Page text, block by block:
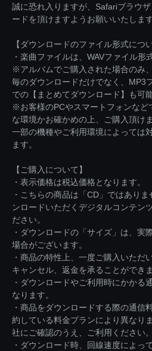
誠に恐れ入りますが、Safariブラウ
ードを頂けますようお願いいたします
【ダウンロードのファイル形式につい
・楽曲ファイルは、WAVファイル形
※アルバムでご購入された場合のみ
毎のダウンロードだけでなく、MP3
での【まとめてダウンロード】も可能
※お客様のPCやスマートフォンなど
な環境かお確かめの上、ご購入頂け
一部の機種やご利用環境によっては
ます。
【ご購入について】
・表示価格は税込価格となります。
・こちらの商品は「CD」ではあり
ンロードいただくデジタルコンテン
ださい。
・ダウンロードの「サイズ」は、実
場合がございます。
・商品の特性上、一度ご購入いただ
キャンセル、返金を承ることができま
・ダウンロードやご利用時にかかる
なります。
・商品をダウンロードする際の通信
約している料金プランにより異なり
社にご確認のうえ、ご利用ください。
・ダウンロード時、回線速度によっ